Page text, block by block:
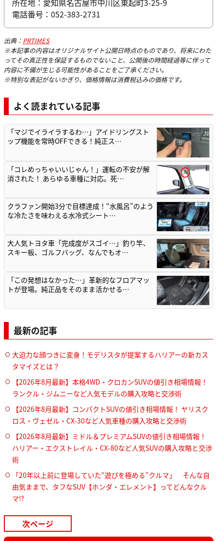
所在地：愛知県名古屋市中川区東起町3-25-9
電話番号：052-383-2731
出典： PRTIMES
※本記事の内容はオリジナルサイト公開日時点のものであり、将来にわた
ってその真正性を保証するものでないこと、公開後の時間経過等に伴って
内容に不備が生じる可能性があることをご了承ください。
※特別な表記がないかぎり、価格情報は消費税込みの価格です。
よく読まれている記事
「マジでイライラするわ…」アイドリングスト
ップ機能を常時OFFできる！純正ス…
「コレめっちゃいいじゃん！」運転の不安が解
消された！ あらゆる車種に対応。死…
クラファン開始3分で目標達成！“水風呂”のよう
な冷たさを味わえる水冷式シート…
大人気トヨタ車「完成度がスゴイ…」釣り竿、
スキー板、ゴルフバッグ、なんでもオ…
「この発想はなかった…」革新的なフロアマッ
トが登場。純正品をそのまま活かせる…
最新の記事
大迫力な顔つきに変身！モデリスタが提案するハリアーの新カス
タマイズとは？
【2026年8月最新】本格4WD・クロカンSUVの値引き相場情報！
ランクル・ジムニーなど人気モデルの購入攻略と交渉術
【2026年8月最新】コンパクトSUVの値引き相場情報！ ヤリスク
ロス・ヴェゼル・CX-30など人気車種の購入攻略と交渉術
【2026年8月最新】ミドル＆プレミアムSUVの値引き相場情報！
ハリアー・エクストレイル・CX-80など人気SUVの購入攻略と交渉
術
「20年以上前に登場していた“遊びを極める”クルマ」 そんな自
由気ままで、タフなSUV【ホンダ・エレメント】ってどんなクル
マ⁉︎
次ページ